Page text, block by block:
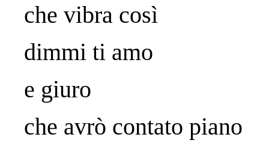
che vibra così
dimmi ti amo
e giuro
che avrò contato piano